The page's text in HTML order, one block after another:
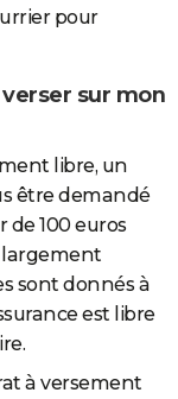
pour
sur mon
libre, un
être demandé
de 100 euros
sont donnés à
est libre
à versement